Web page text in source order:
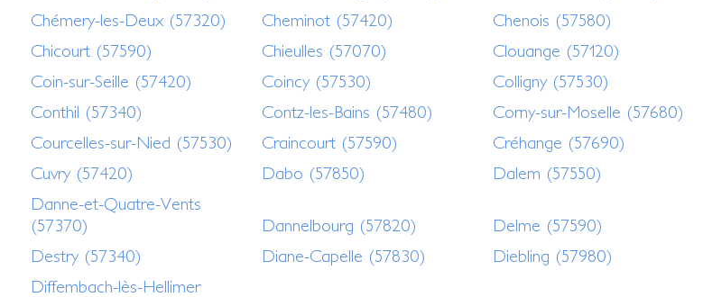
Chémery-les-Deux (57320)
Cheminot (57420) Chenois (57580)
Chicourt (57590)
Chieulles (57070) Clouange (57120)
Coin-sur-Seille (57420)
Coincy (57530) Colligny (57530)
Conthil (57340)
Contz-les-Bains (57480) Corny-sur-Moselle (57680)
Courcelles-sur-Nied (57530)
Craincourt (57590) Créhange (57690)
Cuvry (57420)
Dabo (57850) Dalem (57550)
Danne-et-Quatre-Vents
(57370)
Dannelbourg (57820) Delme (57590)
Destry (57340)
Diane-Capelle (57830) Diebling (57980)
Diffembach-lès-Hellimer